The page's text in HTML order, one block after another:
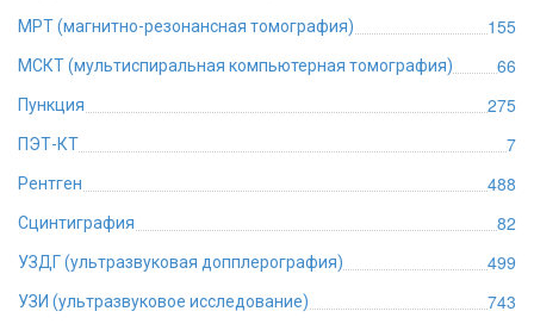
МРТ (магнитно-резонансная томография) 155
МСКТ (мультиспиральная компьютерная томография) 66
Пункция 275
ПЭТ-КТ 7
Рентген 488
Сцинтиграфия 82
УЗДГ (ультразвуковая допплерография) 499
УЗИ (ультразвуковое исследование)
743